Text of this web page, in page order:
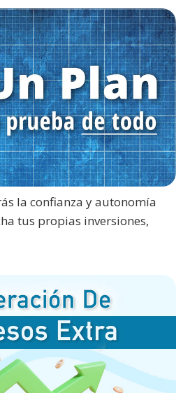
la confianza y autonomía
tus propias inversiones,